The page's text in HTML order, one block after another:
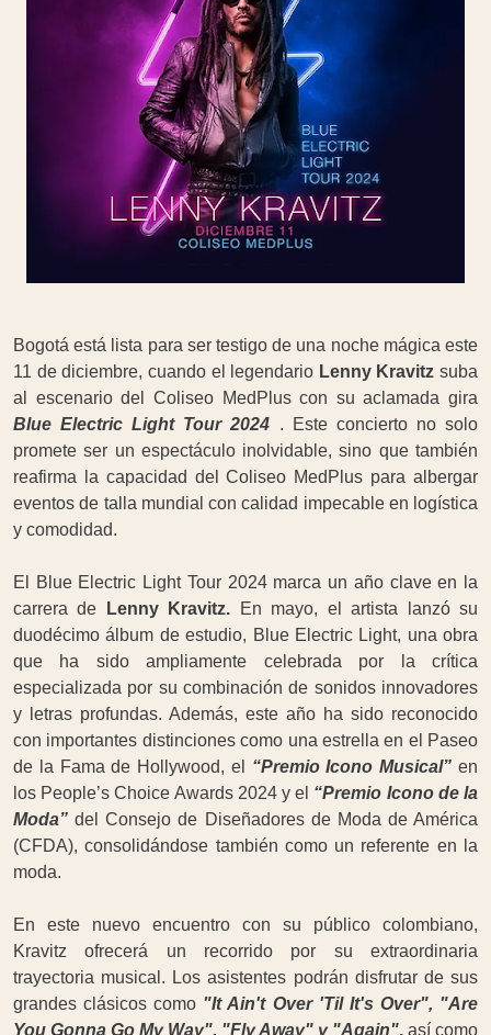
Bogotá está lista para ser testigo de una noche mágica este
11 de diciembre, cuando el legendario Lenny Kravitz suba
al escenario del Coliseo MedPlus con su aclamada gira
Blue Electric Light Tour 2024 . Este concierto no solo
promete ser un espectáculo inolvidable, sino que también
reafirma la capacidad del Coliseo MedPlus para albergar
eventos de talla mundial con calidad impecable en logística
y comodidad.
El Blue Electric Light Tour 2024 marca un año clave en la
carrera de
Lenny Kravitz. En mayo, el artista lanzó su
duodécimo álbum de estudio, Blue Electric Light, una obra
que ha sido ampliamente celebrada por la crítica
especializada por su combinación de sonidos innovadores
y letras profundas. Además, este año ha sido reconocido
con importantes distinciones como una estrella en el Paseo
de la Fama de Hollywood, el “Premio Icono Musical” en
los People’s Choice Awards 2024 y el “Premio Icono de la
Moda” del Consejo de Diseñadores de Moda de América
(CFDA), consolidándose también como un referente en la
moda.
En este nuevo encuentro con su público colombiano,
Kravitz ofrecerá un recorrido por su extraordinaria
trayectoria musical. Los asistentes podrán disfrutar de sus
grandes clásicos como "It Ain't Over 'Til It's Over", "Are
You Gonna Go My Way", "Fly Away" y "Again", así como